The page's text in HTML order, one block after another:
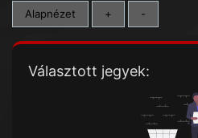
Alapnézet + -
Választott jegyek: